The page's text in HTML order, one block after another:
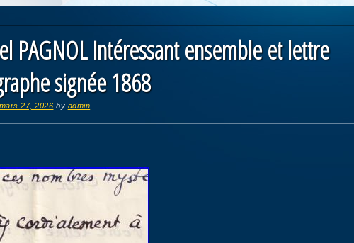
PAGNOL Intéressant ensemble et lettre
signée 1868
mars 27, 2026 by admin